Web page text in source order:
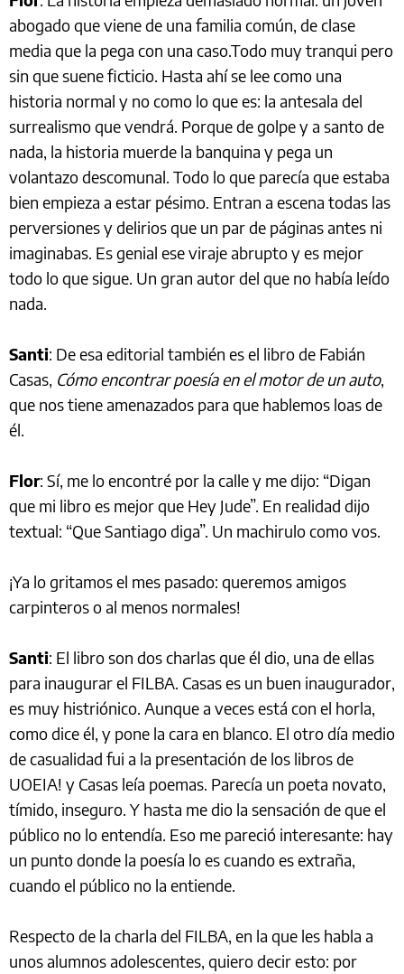
abogado que viene de una familia común, de clase
media que la pega con una caso.Todo muy tranqui pero
sin que suene ficticio. Hasta ahí se lee como una
historia normal y no como lo que es: la antesala del
surrealismo que vendrá. Porque de golpe y a santo de
nada, la historia muerde la banquina y pega un
volantazo descomunal. Todo lo que parecía que estaba
bien empieza a estar pésimo. Entran a escena todas las
perversiones y delirios que un par de páginas antes ni
imaginabas. Es genial ese viraje abrupto y es mejor
todo lo que sigue. Un gran autor del que no había leído
nada.
Santi: De esa editorial también es el libro de Fabián
Casas, Cómo encontrar poesía en el motor de un auto,
que nos tiene amenazados para que hablemos loas de
él.
Flor: Sí, me lo encontré por la calle y me dijo: “Digan
que mi libro es mejor que Hey Jude”. En realidad dijo
textual: “Que Santiago diga”. Un machirulo como vos.
¡Ya lo gritamos el mes pasado: queremos amigos
carpinteros o al menos normales!
Santi: El libro son dos charlas que él dio, una de ellas
para inaugurar el FILBA. Casas es un buen inaugurador,
es muy histriónico. Aunque a veces está con el horla,
como dice él, y pone la cara en blanco. El otro día medio
de casualidad fui a la presentación de los libros de
UOEIA! y Casas leía poemas. Parecía un poeta novato,
tímido, inseguro. Y hasta me dio la sensación de que el
público no lo entendía. Eso me pareció interesante: hay
un punto donde la poesía lo es cuando es extraña,
cuando el público no la entiende.
Respecto de la charla del FILBA, en la que les habla a
unos alumnos adolescentes, quiero decir esto: por